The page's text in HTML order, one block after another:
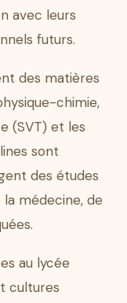
avec leurs
futurs.
des matières
chimie,
(SVT) et les
sont
des études
médecine, de
au lycée
cultures